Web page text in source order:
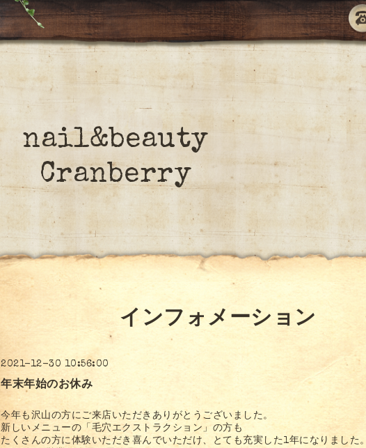
nail&beauty
Cranberry
インフォメーション
2021-12-30 10:56:00
年末年始のお休み
今年も沢山の方にご来店いただきありがとうございました。
新しいメニューの「毛穴エクストラクション」の方も
たくさんの方に体験いただき喜んでいただけ、とても充実した1年になりました。